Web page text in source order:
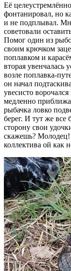
Её
фонтанировал, но
и не подплывал.
советовали
Помог один из
своим крючком
поплавком и
вторая увенчалась
возле поплавка-
он начал
увесисто
медленно
рыбачка ловко
берег. И тут же
сторону свои
скажешь? Молодец!
коллектива ой как